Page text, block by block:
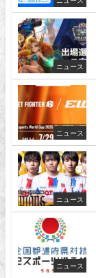
ニュース
ニュース
ニュース
ニュース